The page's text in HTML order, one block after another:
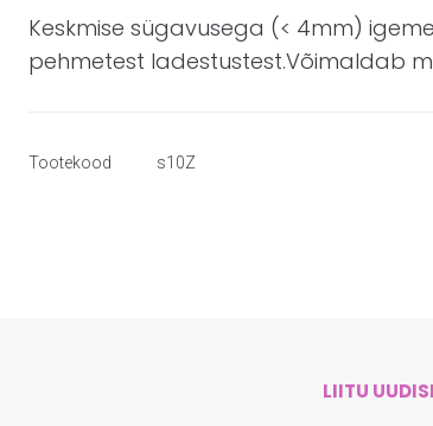
Keskmise sügavusega (< 4mm)
pehmetest ladestustest.Võimaldab
Tootekood s10Z
LIITU